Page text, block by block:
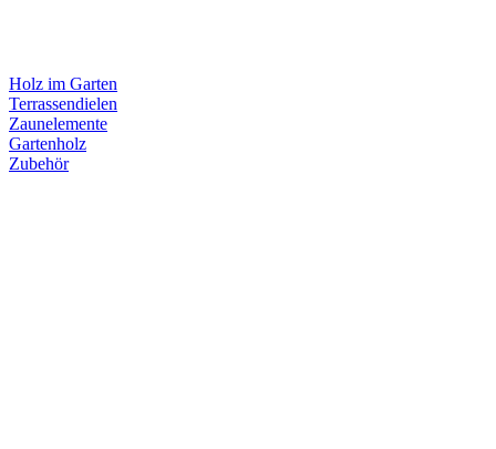
Holz im Garten
Terrassendielen
Zaunelemente
Gartenholz
Zubehör